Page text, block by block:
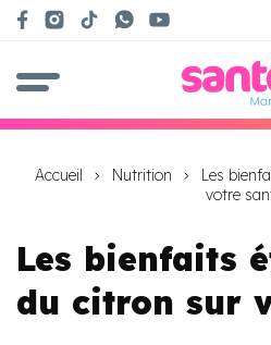
Accueil Nutrition
Les
votre
Les bienfaits
du citron sur